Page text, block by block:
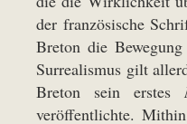
der französische
Breton die
Surrealismus gilt
Breton sein erstes
veröffentlichte.